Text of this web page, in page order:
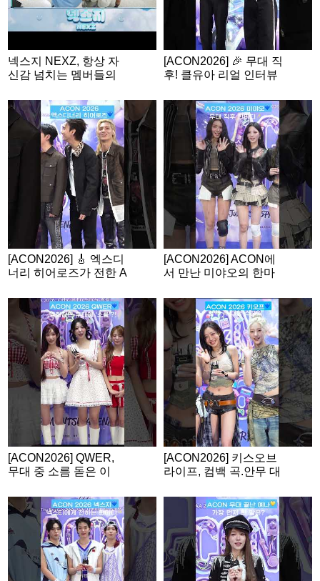
넥스지 NEXZ, 항상 자
신감 넘치는 멤버들의
2026 밸런스게임 | ‘Wo
uld you rather’ game |
ENG SUB #ACON202
[ACON2026] 🎉 무대 직
후! 클유아 리얼 인터뷰
[ACON2026] 🎸 엑스디
너리 히어로즈가 전한 A
[ACON2026] ACON에
서 만난 미야오의 한마
[ACON2026] QWER,
무대 중 소름 돋은 이
[ACON2026] 키스오브
라이프, 컴백 곡.안무 대